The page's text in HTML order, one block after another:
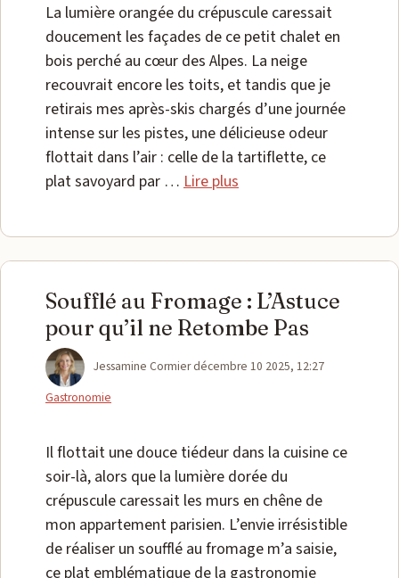
La lumière orangée du crépuscule caressait
doucement les façades de ce petit chalet en
bois perché au cœur des Alpes. La neige
recouvrait encore les toits, et tandis que je
retirais mes après-skis chargés d’une journée
intense sur les pistes, une délicieuse odeur
flottait dans l’air : celle de la tartiflette, ce
plat savoyard par … Lire plus
Soufflé au Fromage : L’Astuce
pour qu’il ne Retombe Pas
Jessamine Cormierdécembre 10 2025, 12:27
Gastronomie
Il flottait une douce tiédeur dans la cuisine ce
soir-là, alors que la lumière dorée du
crépuscule caressait les murs en chêne de
mon appartement parisien. L’envie irrésistible
de réaliser un soufflé au fromage m’a saisie,
ce plat emblématique de la gastronomie